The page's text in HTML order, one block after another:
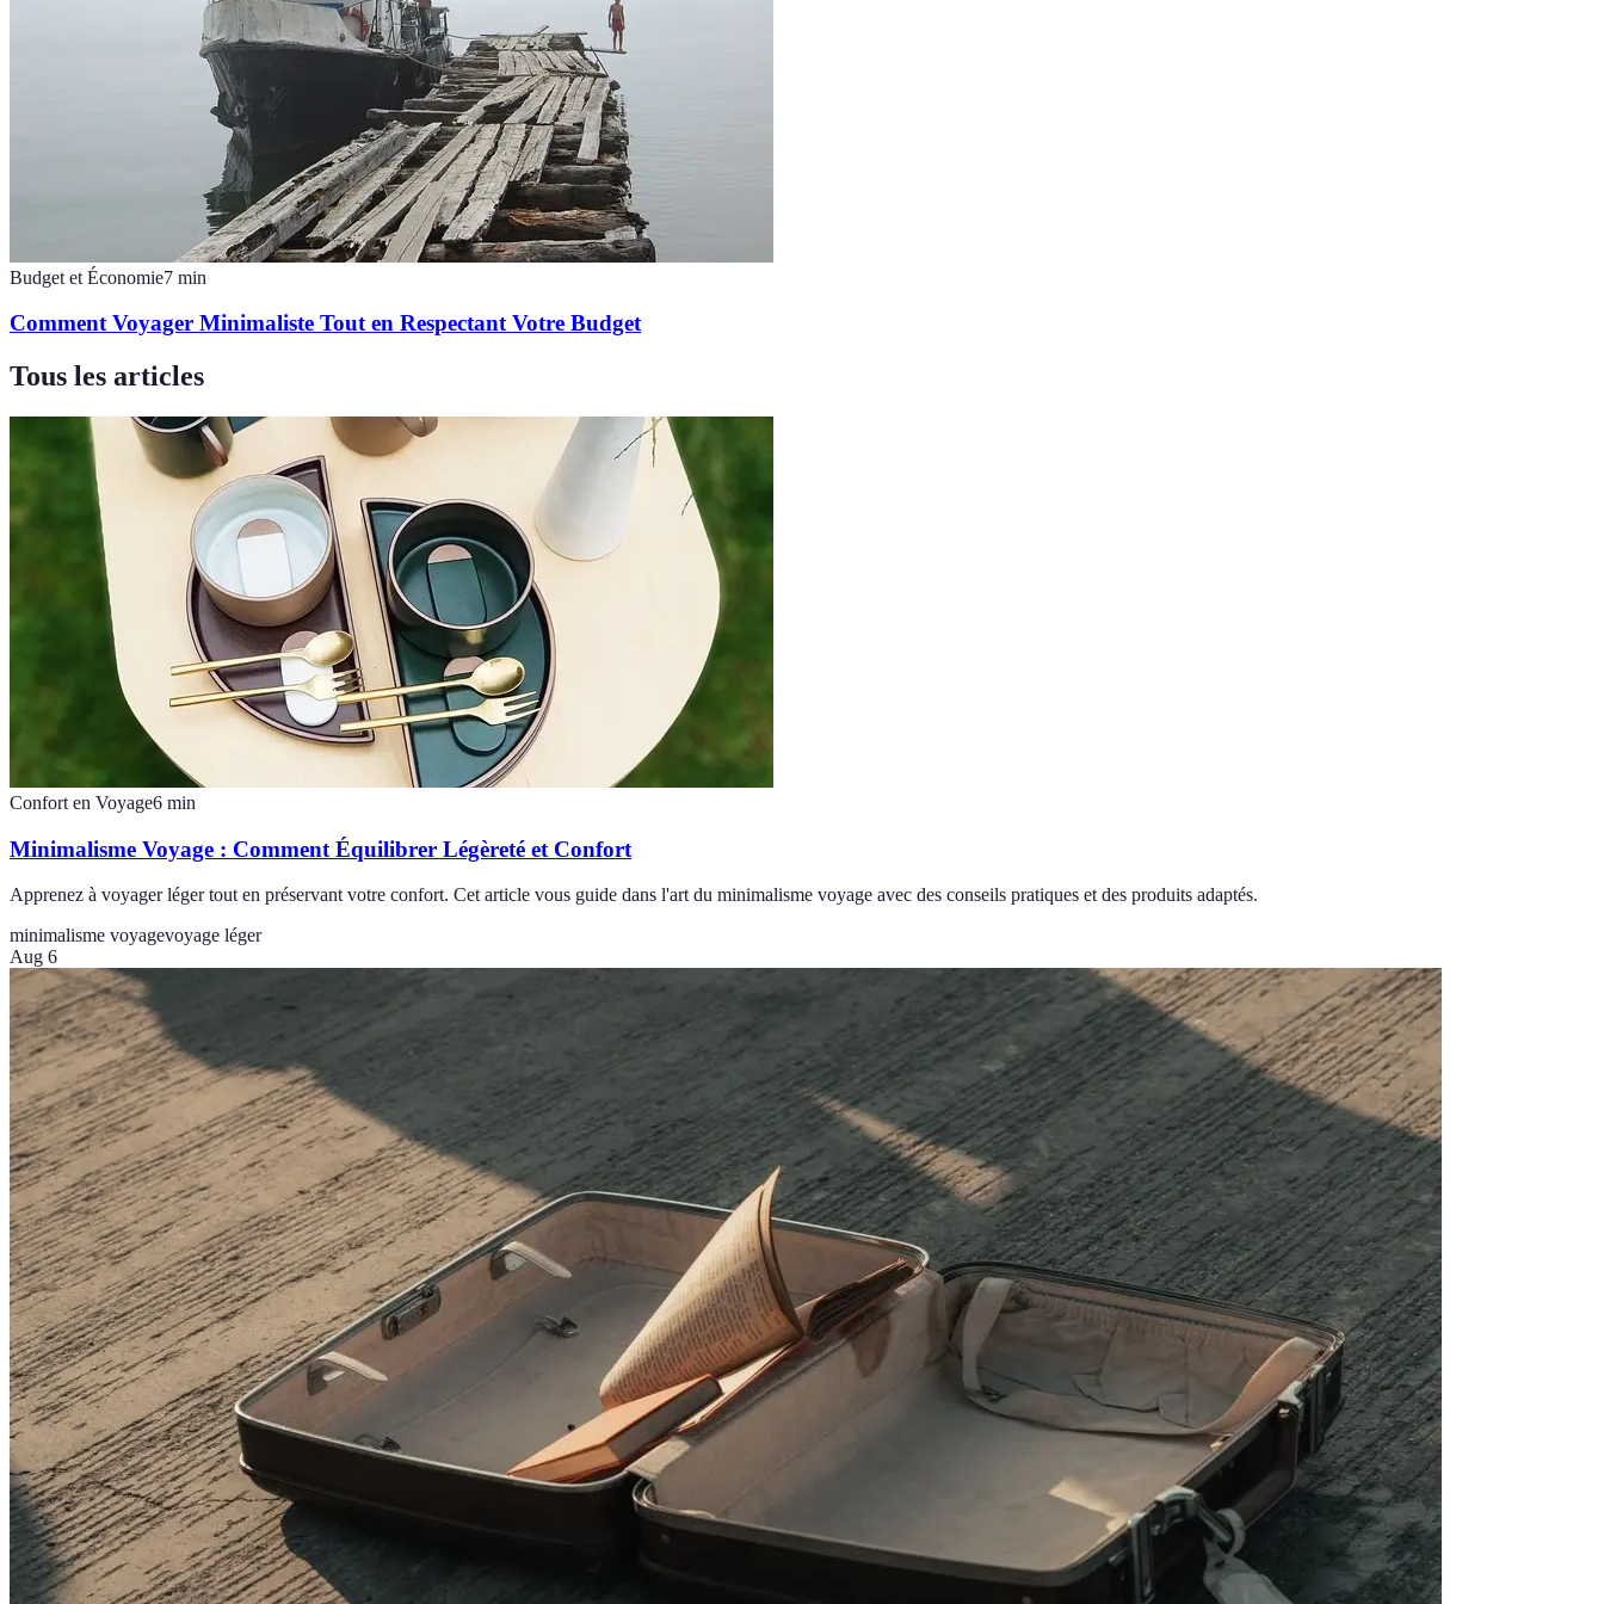
Budget et Économie7 min
Comment Voyager Minimaliste Tout en Respectant Votre Budget
Tous les articles
Confort en Voyage6 min
Minimalisme Voyage : Comment Équilibrer Légèreté et Confort
Apprenez à voyager léger tout en préservant votre confort. Cet article vous guide dans l'art du minimalisme voyage avec des conseils pratiques et des produits adaptés.
minimalisme voyagevoyage léger
Aug 6